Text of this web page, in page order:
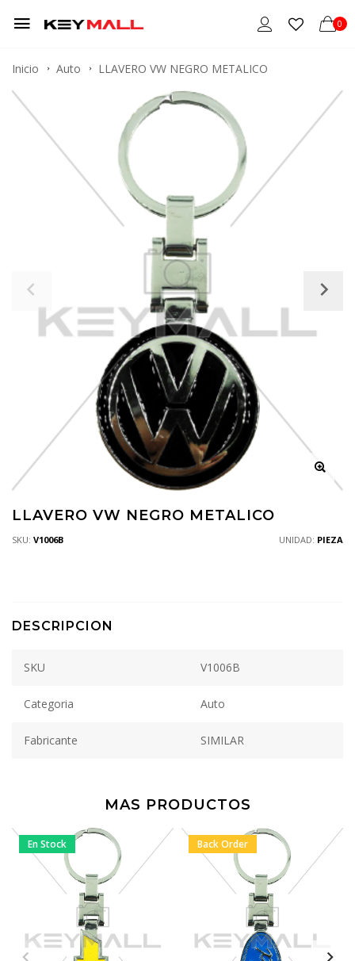
0
Inicio Auto LLAVERO VW NEGRO METALICO
LLAVERO VW NEGRO METALICO
SKU: V1006B UNIDAD: PIEZA
DESCRIPCION
SKU V1006B
Categoria Auto
Fabricante SIMILAR
MAS PRODUCTOS
En Stock Back Order